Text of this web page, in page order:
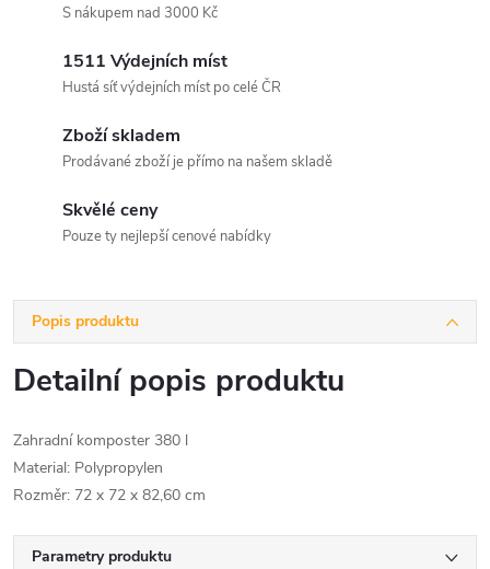
S nákupem nad 3000 Kč
1511 Výdejních míst
Hustá síť výdejních míst po celé ČR
Zboží skladem
Prodávané zboží je přímo na našem skladě
Skvělé ceny
Pouze ty nejlepší cenové nabídky
Popis produktu
Detailní popis produktu
Zahradní komposter 380 l
Material: Polypropylen
Rozměr: 72 x 72 x 82,60 cm
Parametry produktu